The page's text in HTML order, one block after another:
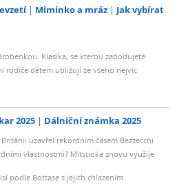
Miminko a mráz
Jak vybírat
Klasika, se kterou zabodujete
rodiče dětem ubližují ze všeho nejvíc
2025 Dálniční známka 2025
uzavřel rekordním časem Bezzecchi
vlastnostmi? Mitsuoka znovu využije
podle Bottase s jejich chlazením